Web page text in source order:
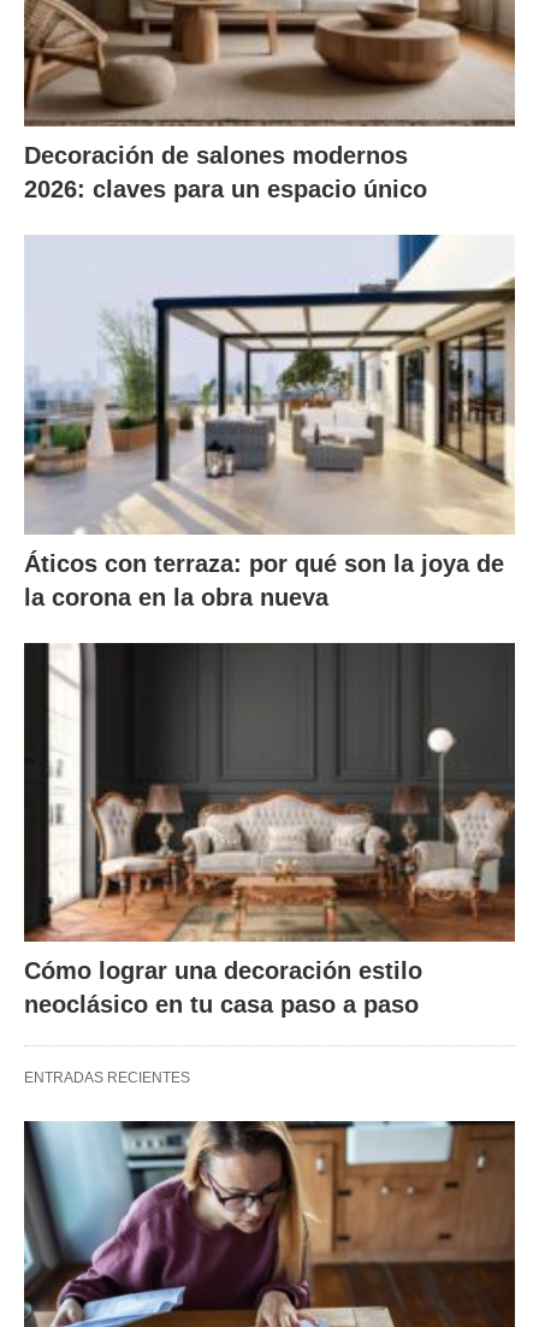
Decoración de salones modernos
2026: claves para un espacio único
Áticos con terraza: por qué son la joya de
la corona en la obra nueva
Cómo lograr una decoración estilo
neoclásico en tu casa paso a paso
ENTRADAS RECIENTES